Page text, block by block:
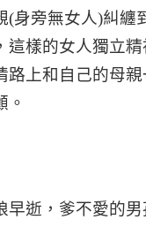
(身旁無女人)糾纏
這樣的女人獨立
路上和自己的母
。
早逝，爹不愛的